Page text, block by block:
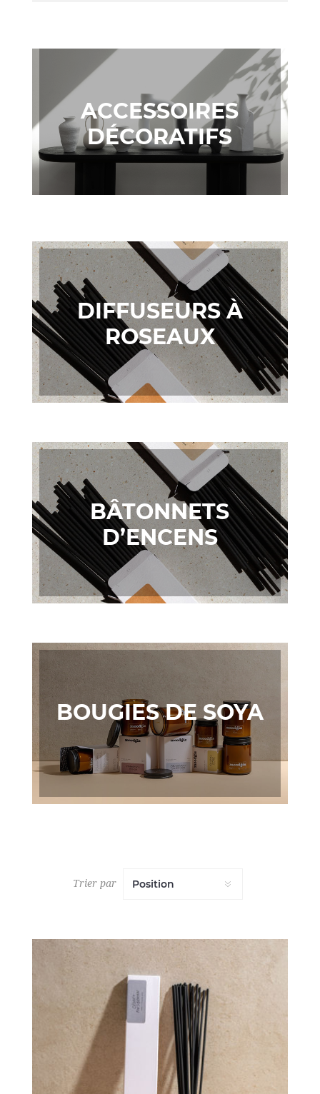
ACCESSOIRES
DÉCORATIFS
DIFFUSEURS À
ROSEAUX
BÂTONNETS
D’ENCENS
BOUGIES DE SOYA
Trier par